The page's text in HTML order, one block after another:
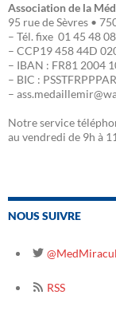
Association de la
95 rue de Sèvres •
– Tél. fixe 01 45 48
– CCP19 458 44D
– IBAN : FR81 2004
– BIC : PSSTFRPPPAR
–
Notre service
au vendredi de 9h à
NOUS SUIVRE
RSS